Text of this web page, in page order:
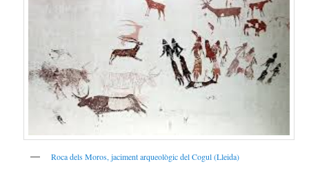
Roca dels Moros, jaciment arqueològic del Cogul (Lleida)